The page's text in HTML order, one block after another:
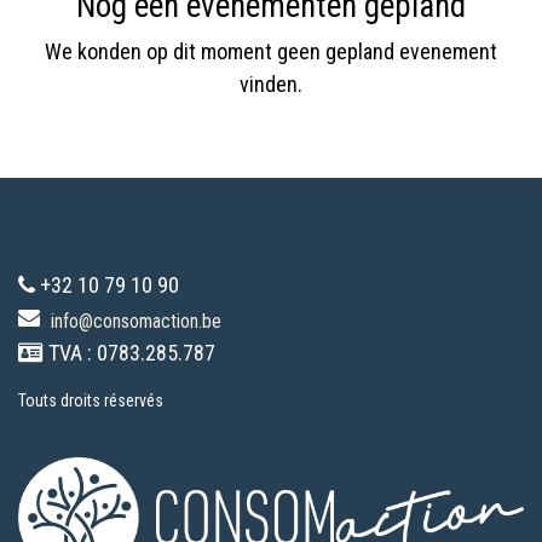
We konden op dit moment geen gepland evenement
vinden.
+32 10 79 10 90
info@consomaction.be
TVA : 0783.285.787
Touts droits réservés